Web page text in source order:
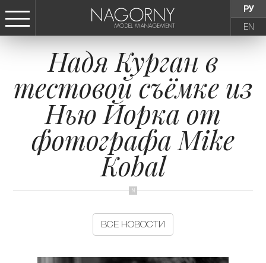
РУ
EN
СТАТЬ МОДЕЛЬЮ
ДЕВУШКИ
ТИНЕЙДЖЕРЫ
ДЕТИ
АГЕНТСТВО
НОВОСТИ
Надя Курган в
тестовой съёмке из
Нью Йорка от
фотографа Mike
Kobal
ВСЕ НОВОСТИ